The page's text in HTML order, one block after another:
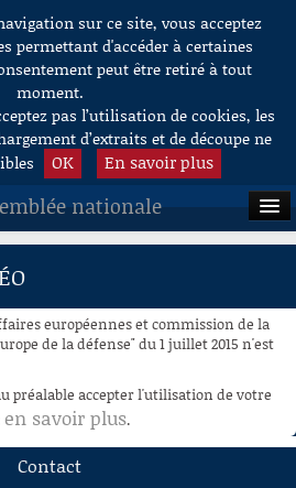
sur ce site, vous acceptez
permettant d'accéder à certaines
peut être retiré à tout
moment.
pas l’utilisation de cookies, les
d’extraits et de découpe ne
OK En savoir plus
nationale
européennes et commission de la
de la défense" du 1 juillet 2015 n'est
préalable accepter l'utilisation de votre
en savoir plus.
Contact